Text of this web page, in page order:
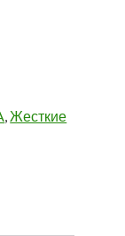
,Жесткие